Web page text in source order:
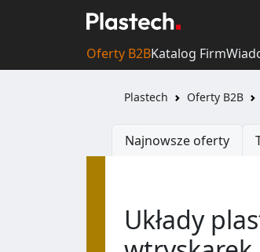
Oferty B2BKatalog Firm
Plastech Oferty B2B
Najnowsze oferty
Układy